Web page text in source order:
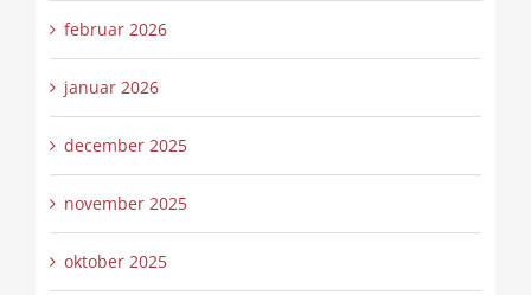
februar 2026
januar 2026
december 2025
november 2025
oktober 2025